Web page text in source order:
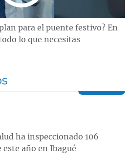
para el puente festivo? En
lo que necesitas
ha inspeccionado 106
este año en Ibagué